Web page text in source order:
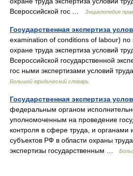
Всероссийской гос …
Энциклопедия
Государственная экспертиза
examination of conditions of labour) по
охране труда экспертиза условий
Всероссийской государственной
гос ными экспертизами условий
Большой юридический словарь
Государственная экспертиза
федеральным органом
уполномоченным на проведение
контроля в сфере труда, и органами
субъектов РФ в области охраны
экспертизы государственным …